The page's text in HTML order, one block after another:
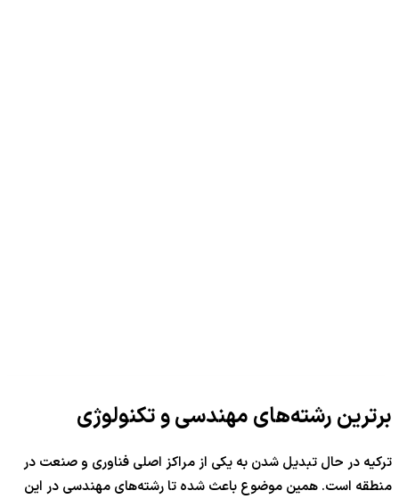
برترین رشته‌های مهندسی و تکنولوژی
ترکیه در حال تبدیل شدن به یکی از مراکز اصلی فناوری و صنعت در
منطقه است. همین موضوع باعث شده تا رشته‌های مهندسی در این